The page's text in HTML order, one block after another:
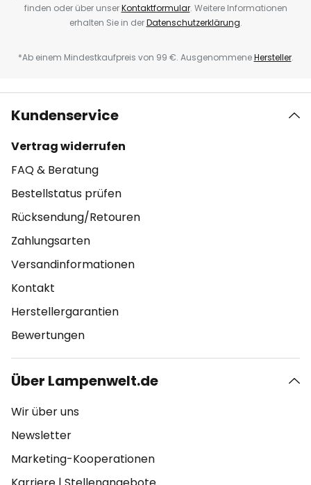
finden oder über unserKontaktformular. Weitere Informationen
erhalten Sie in derDatenschutzerklärung.
*Ab einem Mindestkaufpreis von 99 €. AusgenommeneHersteller.
Kundenservice
Vertrag widerrufen
FAQ & Beratung
Bestellstatus prüfen
Rücksendung/Retouren
Zahlungsarten
Versandinformationen
Kontakt
Herstellergarantien
Bewertungen
Über Lampenwelt.de
Wir über uns
Newsletter
Marketing-Kooperationen